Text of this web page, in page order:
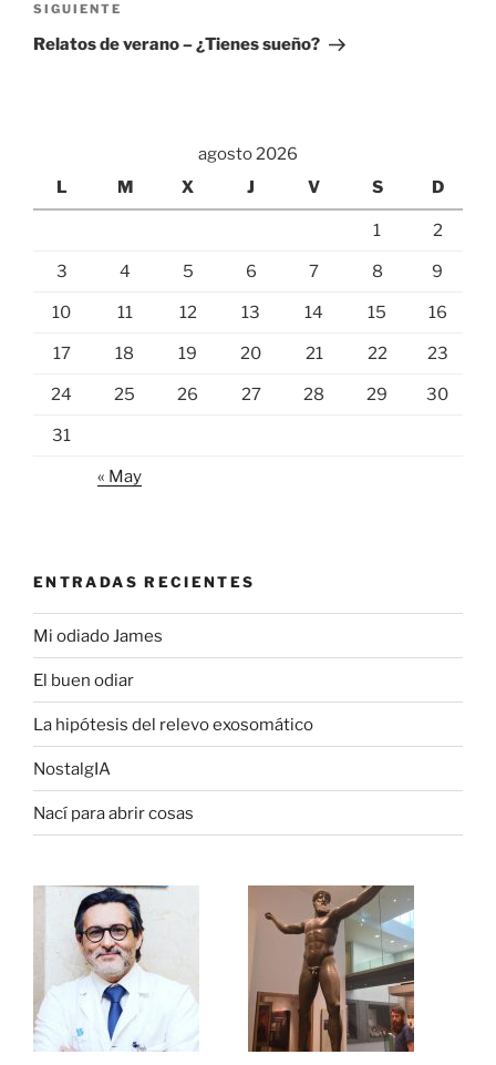
Siguiente
entrada
SIGUIENTE
Relatos de verano – ¿Tienes sueño?
agosto 2026
L
M X J V S D
1 2
3 4 5 6 7 8 9
10 11 12 13 14 15 16
17 18 19 20 21 22 23
24 25 26 27 28 29 30
31
« May
ENTRADAS RECIENTES
Mi odiado James
El buen odiar
La hipótesis del relevo exosomático
NostalgIA
Nací para abrir cosas